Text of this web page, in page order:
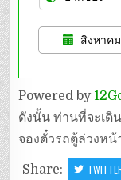
สิงหาค
Powered by
ดังนั้น ท่านที่จะเดิ
จองตั๋วรถตู้ล่วงหน้
Share: